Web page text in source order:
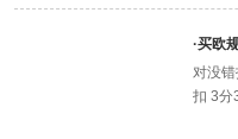
·买欧
对没
扣 3分